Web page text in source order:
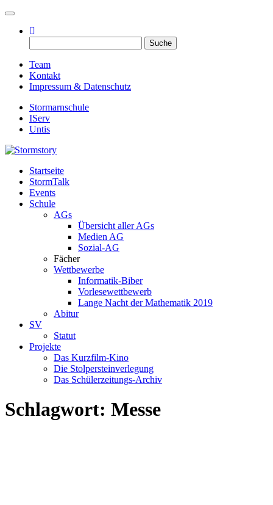
Toggle navigation
nach:
Team
Kontakt
Impressum & Datenschutz
Stormarnschule
IServ
Untis
Stormstory
Eure digitale Schülerzeitung
Startseite
StormTalk
Events
Schule
AGs
Übersicht aller AGs
Medien AG
Sozial-AG
Fächer
Wettbewerbe
Informatik-Biber
Vorlesewettbewerb
Lange Nacht der Mathematik 2019
Abitur
SV
Statut
Projekte
Das Kurzfilm-Kino
Die Stolpersteinverlegung
Das Schülerzeitungs-Archiv
Schlagwort: Messe